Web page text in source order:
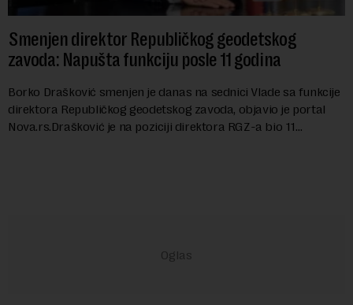
Smenjen direktor Republičkog geodetskog
zavoda: Napušta funkciju posle 11 godina
Borko Drašković smenjen je danas na sednici Vlade sa funkcije
direktora Republičkog geodetskog zavoda, objavio je portal
Nova.rs.Drašković je na poziciji direktora RGZ-a bio 11